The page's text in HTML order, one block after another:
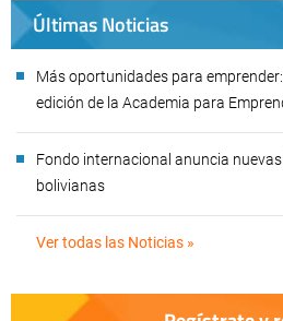
Últimas Noticias
Más oportunidades para
edición de la Academia para
Fondo internacional anuncia
bolivianas
Ver todas las Noticias »